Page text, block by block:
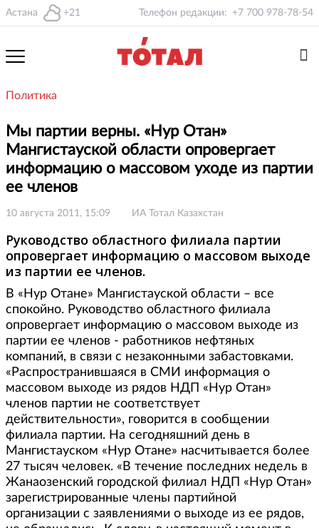
Астана +21 Телефон редакции: +7 700 978-78-54
Политика
Мы партии верны. «Нур Отан»
Мангистауской области опровергает
информацию о массовом уходе из партии
ее членов
10 августа 2011, 15:09 ИА Тотал Казахстан
Руководство областного филиала партии
опровергает информацию о массовом выходе
из партии ее членов.
В «Нур Отане» Мангистауской области – все
спокойно. Руководство областного филиала
опровергает информацию о массовом выходе из
партии ее членов - работников нефтяных
компаний, в связи с незаконными забастовками.
«Распространившаяся в СМИ информация о
массовом выходе из рядов НДП «Нур Отан»
членов партии не соответствует
действительности», говорится в сообщении
филиала партии. На сегодняшний день в
Мангистауском «Нур Отане» насчитывается более
27 тысяч человек. «В течение последних недель в
Жанаозенский городской филиал НДП «Нур Отан»
зарегистрированные члены партийной
организации с заявлениями о выходе из ее рядов,